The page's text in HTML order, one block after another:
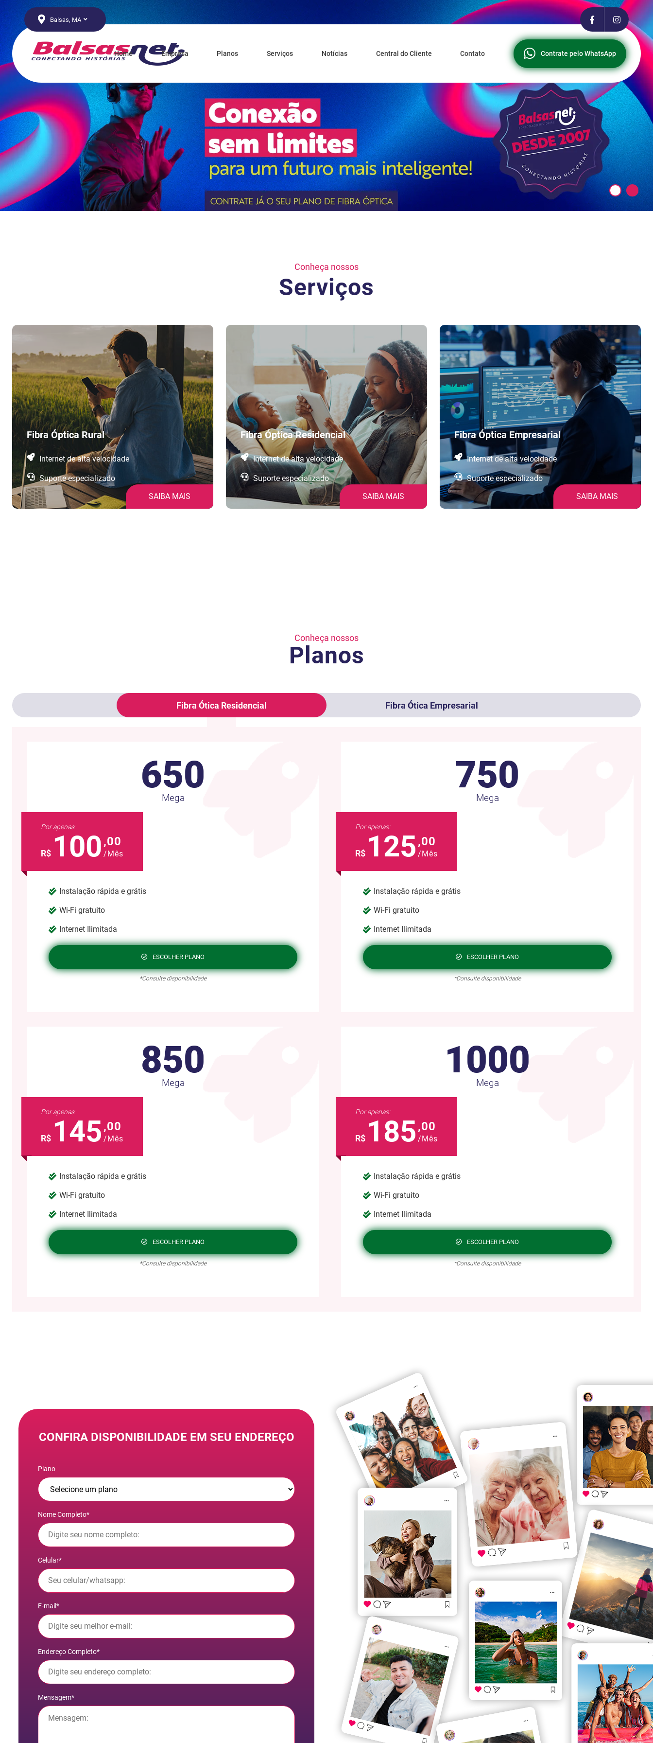
Balsas, MA
Home Empresa Planos Serviços Notícias Central do Cliente Contato Contrate pelo WhatsApp
Conheça nossos
Serviços
Fibra Óptica Rural
Internet de alta velocidade
Suporte especializado
SAIBA MAIS
Fibra Óptica Residencial
Internet de alta velocidade
Suporte especializado
SAIBA MAIS
Fibra Óptica Empresarial
Internet de alta velocidade
Suporte especializado
SAIBA MAIS
Conheça nossos
Planos
Fibra Ótica Residencial Fibra Ótica Empresarial
650
Mega
Por apenas:
R$ 100 ,00
/Mês
Instalação rápida e grátis
Wi-Fi gratuito
Internet Ilimitada
ESCOLHER PLANO
*Consulte disponibilidade
750
Mega
Por apenas:
R$ 125 ,00
/Mês
Instalação rápida e grátis
Wi-Fi gratuito
Internet Ilimitada
ESCOLHER PLANO
*Consulte disponibilidade
850
Mega
Por apenas:
R$ 145 ,00
/Mês
Instalação rápida e grátis
Wi-Fi gratuito
Internet Ilimitada
ESCOLHER PLANO
*Consulte disponibilidade
1000
Mega
Por apenas:
R$ 185 ,00
/Mês
Instalação rápida e grátis
Wi-Fi gratuito
Internet Ilimitada
ESCOLHER PLANO
*Consulte disponibilidade
CONFIRA DISPONIBILIDADE EM SEU ENDEREÇO
Plano
Nome Completo*
Celular*
E-mail*
Endereço Completo*
Mensagem*